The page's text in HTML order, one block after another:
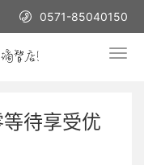
0571-85040150
待享受优